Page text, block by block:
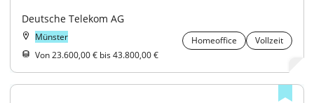
Deutsche Telekom AG
Münster Homeoffice
Vollzeit
Von 23.600,00 € bis 43.800,00 €